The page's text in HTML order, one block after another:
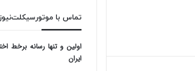
تماس با
اولین و تنها رسانه برخط
ایران